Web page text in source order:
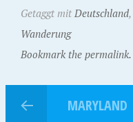
Getaggt mit Deutschland,
Wanderung
Bookmark the permalink.
MARYLAND